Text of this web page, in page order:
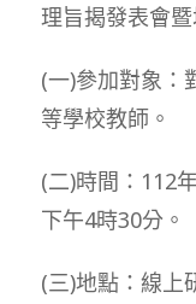
理旨揭發表會
(一)參加對象：
等學校教師。
(二)時間：112
下午4時30分。
(三)地點：線上